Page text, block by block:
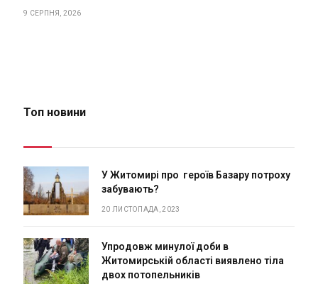
9 СЕРПНЯ, 2026
Топ новини
У Житомирі про героїв Базару потроху
забувають?
20 ЛИСТОПАДА, 2023
Упродовж минулої доби в
Житомирській області виявлено тіла
двох потопельників